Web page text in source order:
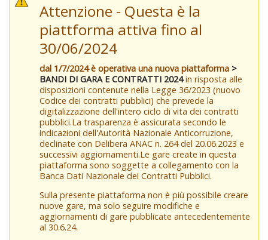
Attenzione - Questa è la
piattforma attiva fino al
30/06/2024
dal 1/7/2024 è operativa una nuova piattaforma >
BANDI DI GARA E CONTRATTI 2024in risposta alle
disposizioni contenute nella Legge 36/2023 (nuovo
Codice dei contratti pubblici) che prevede la
digitalizzazione dell'intero ciclo di vita dei contratti
pubblici.La trasparenza è assicurata secondo le
indicazioni dell'Autorità Nazionale Anticorruzione,
declinate con Delibera ANAC n. 264 del 20.06.2023 e
successivi aggiornamenti.Le gare create in questa
piattaforma sono soggette a collegamento con la
Banca Dati Nazionale dei Contratti Pubblici.
Sulla presente piattaforma non è più possibile creare
nuove gare, ma solo seguire modifiche e
aggiornamenti di gare pubblicate antecedentemente
al 30.6.24.